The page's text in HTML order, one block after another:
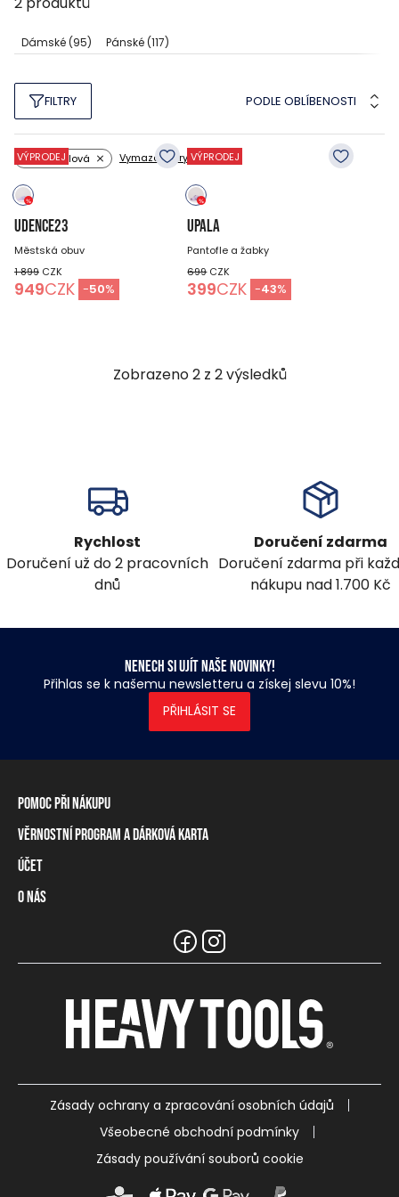
Dámské(95) Pánské(117)
FILTRY PODLE OBLÍBENOSTI
Barva: fialová Vymazat filtry
VÝPRODEJ
UDENCE23
Městská obuv
1 899 CZK
949CZK -50%
VÝPRODEJ
UPALA
Pantofle a žabky
699CZK
399CZK -43%
Zobrazeno2z 2výsledků
Rychlost
Doručení už do 2 pracovních
dnů
Doručení zdarma
Doručení zdarma při
nákupu nad 1.700 Kč
Nenech si ujít naše novinky!
Přihlas se k našemu newsletteru a získej slevu 10%!
PŘIHLÁSIT SE
Pomoc při nákupu
Informace o dopravě
Způsoby platby
Tabulka rozměrů
Věrnostní program a dárková karta
Věrnostní program
Dárková karta
Účet
Přihlášení / Registrace
O nás
Zásady ochrany a zpracování osobních údajů
Všeobecné obchodní podmínky
Zásady používání souborů cookie